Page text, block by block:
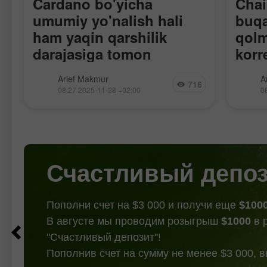
umumiy yo'nalish hali
ham yaqin qarshilik
darajasiga tomon
mustahkamlanmoqda,
garchi korreksiya
RSI dagi ayiq divergentsiyasi (Bearish
Divergence) Cardano'dagi buqa
qolmoqda. Qarshilik 2 : 0.44529
Qarshilik
Arief Makmur
08:27 2025-11-28 +02:00 716
Har
Pivot :
Счастливый
Пополни счет на $3 000 и получи еще
В августе мы проводим розыгрыш $1000 в
"Счастливый депозит"!
Пополнив счет на сумму не менее $3 000,